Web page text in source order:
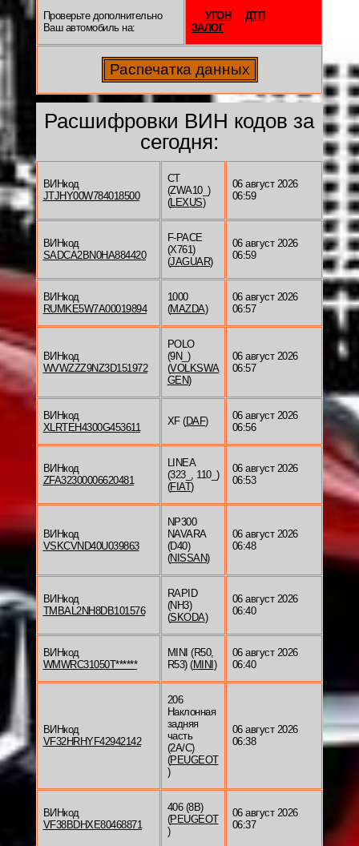
Проверьте дополнительно
Ваш автомобиль на:
УГОН
ДТП
ЗАЛОГ
Расшифровки ВИН кодов за
сегодня:
ВИНкод
JTJHY00W784018500
CT
(ZWA10_)
(LEXUS)
06 август 2026
06:59
ВИНкод
SADCA2BN0HA884420
F-PACE
(X761)
(JAGUAR)
06 август 2026
06:59
ВИНкод
RUMKE5W7A00019894
1000
(MAZDA)
06 август 2026
06:57
ВИНкод
WVWZZZ9NZ3D151972
POLO
(9N_)
(VOLKSWA
GEN)
06 август 2026
06:57
ВИНкод
XLRTEH4300G453611
XF (DAF)
06 август 2026
06:56
ВИНкод
ZFA32300006620481
LINEA
(323_, 110_)
(FIAT)
06 август 2026
06:53
ВИНкод
VSKCVND40U039863
NP300
NAVARA
(D40)
(NISSAN)
06 август 2026
06:48
ВИНкод
TMBAL2NH8DB101576
RAPID
(NH3)
(SKODA)
06 август 2026
06:40
ВИНкод
WMWRC31050T******
MINI (R50,
R53) (MINI )
06 август 2026
06:40
ВИНкод
VF32HRHYF42942142
206
Наклонная
задняя
часть
(2A/C)
(PEUGEOT
)
06 август 2026
06:38
ВИНкод
VF38BDHXE80468871
406 (8B)
(PEUGEOT
)
06 август 2026
06:37